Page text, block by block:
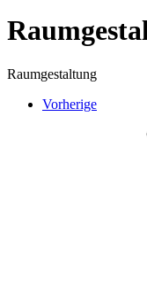
Raumgestaltung
Vorherige